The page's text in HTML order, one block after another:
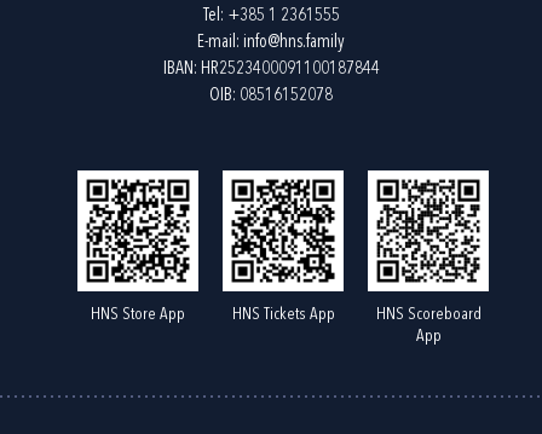
Tel: +385 1 2361555
E-mail: info@hns.family
IBAN: HR2523400091100187844
OIB: 08516152078
HNS Store App HNS Tickets App
HNS Scoreboard
App